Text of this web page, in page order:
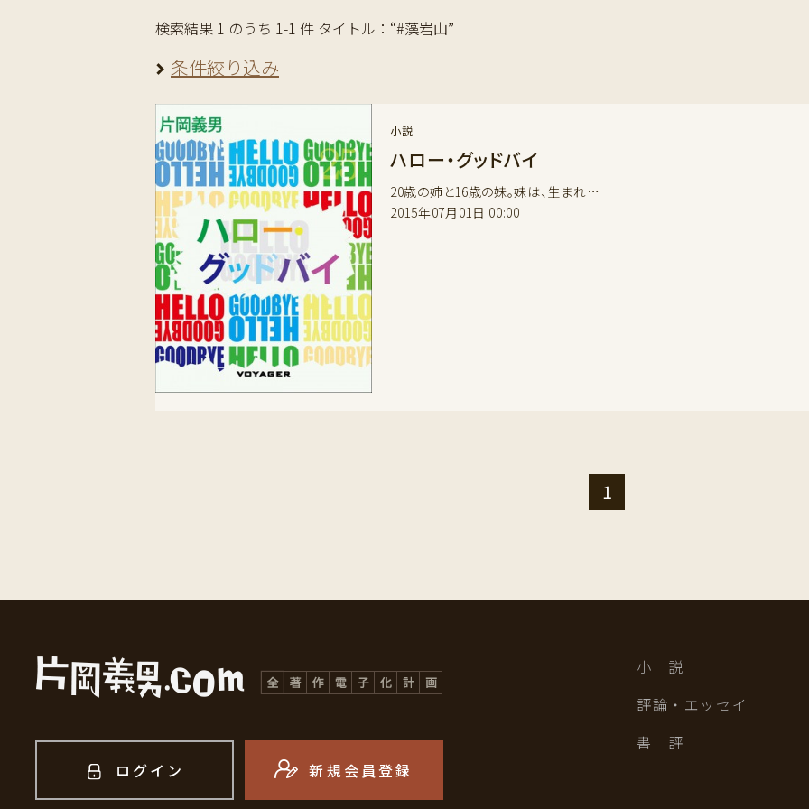
検索結果 1 のうち 1-1 件 タイトル：“#藻岩山”
条件絞り込み
小説
ハロー・グッドバイ
20歳の姉と16歳の妹。妹は、生まれ…
2015年07月01日 00:00
1
ログイン 新規会員登録
小 説
評論・エッセイ
書 評